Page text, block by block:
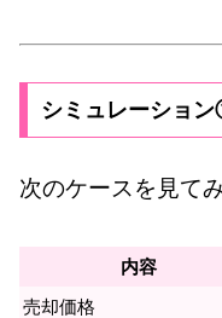
シミュレーショ
次のケースを見て
内容
売却価格